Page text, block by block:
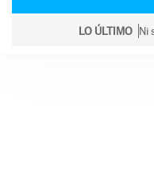
LO ÚLTIMO Ni